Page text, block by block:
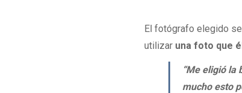
El fotógrafo elegido
utilizar una foto que
“Me eligió la
mucho esto